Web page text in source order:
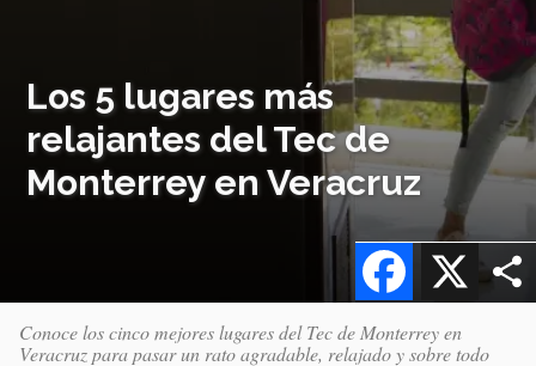
Los 5 lugares más
relajantes del Tec de
Monterrey en Veracruz
X
Facebook
Conoce los cinco mejores lugares del Tec de Monterrey en
Veracruz para pasar un rato agradable, relajado y sobre todo